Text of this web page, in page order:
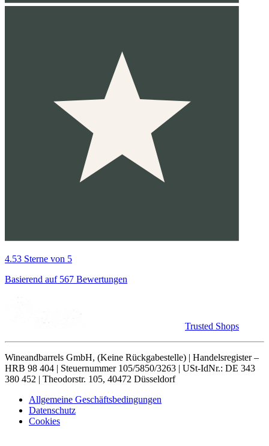
4.53 Sterne von 5
Basierend auf 567 Bewertungen
Trusted Shops
Wineandbarrels GmbH, (Keine Rückgabestelle) | Handelsregister –
HRB 98 404 | Steuernummer 105/5850/3263 | USt-IdNr.: DE 343
380 452 | Theodorstr. 105, 40472 Düsseldorf
Allgemeine Geschäftsbedingungen
Datenschutz
Cookies